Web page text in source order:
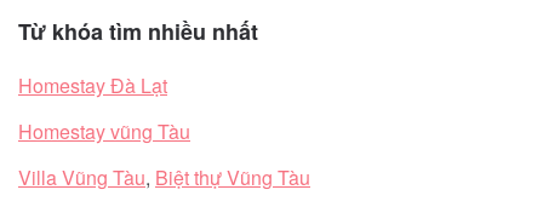
Từ khóa tìm nhiều nhất
Homestay Đà Lạt
Homestay vũng Tàu
Villa Vũng Tàu, Biệt thự Vũng Tàu